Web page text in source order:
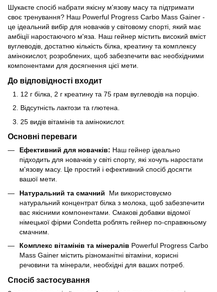
Шукаєте спосіб набрати якісну м'язову масу та підтримати
своє тренування? Наш Powerful Progress Carbo Mass Gainer -
це ідеальний вибір для новачків у світовому спорті, який має
амбіції наростаючого м'яза. Наш гейнер містить високий вміст
вуглеводів, достатню кількість білка, креатину та комплексу
амінокислот, розроблених, щоб забезпечити вас необхідними
компонентами для досягнення цієї мети.
До відповідності входит
12 г білка, 2 г креатину та 75 грам вуглеводів на порцію.
Відсутність лактози та глютена.
25 видів вітамінів та амінокислот.
Основні переваги
Ефективний для новачків: Наш гейнер ідеально
підходить для новачків у світі спорту, які хочуть наростати
м'язову масу. Це простий і ефективний спосіб досягти
вашої мети.
Натуральний та смачний Ми використовуємо
натуральний концентрат білка з молока, щоб забезпечити
вас якісними компонентами. Смакові добавки відомої
німецької фірми Condetta роблять гейнер по-справжньому
смачним.
Комплекс вітамінів та мінералів Powerful Progress Carbo
Mass Gainer містить різноманітні вітаміни, корисні
речовини та мінерали, необхідні для ваших потреб.
Спосіб застосування